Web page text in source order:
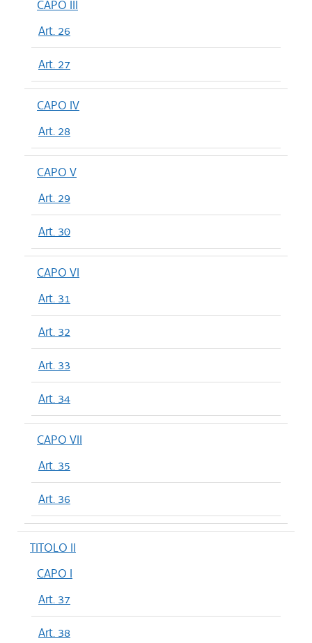
CAPO III
Art. 26
Art. 27
CAPO IV
Art. 28
CAPO V
Art. 29
Art. 30
CAPO VI
Art. 31
Art. 32
Art. 33
Art. 34
CAPO VII
Art. 35
Art. 36
TITOLO II
CAPO I
Art. 37
Art. 38